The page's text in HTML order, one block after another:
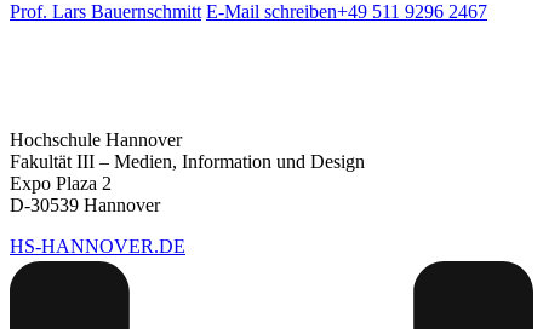
Prof. Lars Bauernschmitt E-Mail schreiben+49 511 9296 2467
Hochschule Hannover
Fakultät III – Medien, Information und Design
Expo Plaza 2
D-30539 Hannover
HS-HANNOVER.DE